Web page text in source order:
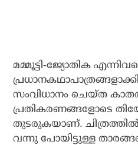
മമ്മൂട്ടി-ജ്യോതിക
സംവിധാനം ചെയ്ത കാതല്‍
പ്രതികരണങ്ങളോടെ
തുടരുകയാണ്.
വന്നു പോയിട്ടുള്ള